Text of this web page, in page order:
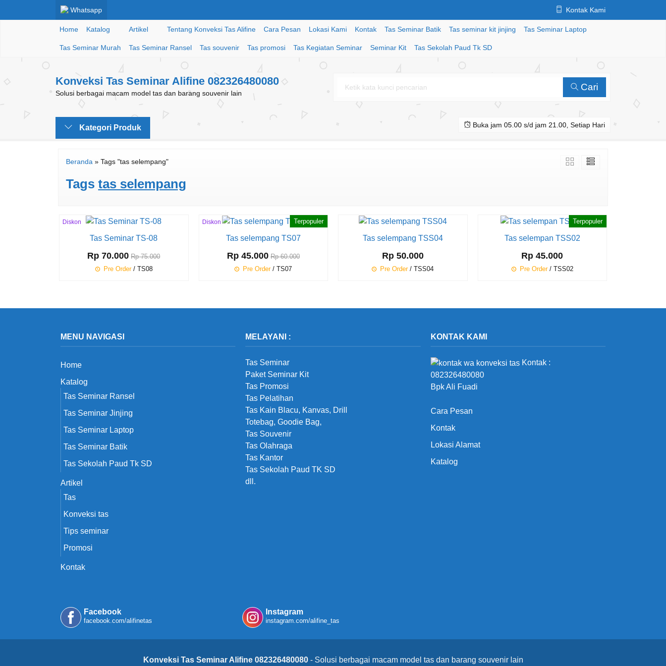
Whatsapp Kontak Kami
Home Katalog Artikel Tentang Konveksi Tas Alifine Cara Pesan Lokasi Kami Kontak Tas Seminar Batik Tas seminar kit jinjing Tas Seminar Laptop
Tas Seminar Murah Tas Seminar Ransel Tas souvenir Tas promosi Tas Kegiatan Seminar Seminar Kit Tas Sekolah Paud Tk SD
Konveksi Tas Seminar Alifine 082326480080
Solusi berbagai macam model tas dan barang souvenir lain
Cari
Kategori Produk Buka jam 05.00 s/d jam 21.00, Setiap Hari
Beranda » Tags "tas selempang"
Tags tas selempang
Diskon
Tas Seminar TS-08
Rp 70.000 Rp 75.000
Pre Order/ TS08
Terpopuler
Diskon
Tas selempang TS07
Rp 45.000 Rp 60.000
Pre Order/ TS07
Tas selempang TSS04
Rp 50.000
Pre Order/ TSS04
Terpopuler
Tas selempan TSS02
Rp 45.000
Pre Order/ TSS02
MENU NAVIGASI
Home
Katalog
Tas Seminar Ransel
Tas Seminar Jinjing
Tas Seminar Laptop
Tas Seminar Batik
Tas Sekolah Paud Tk SD
Artikel
Tas
Konveksi tas
Tips seminar
Promosi
Kontak
MELAYANI :
Tas Seminar
Paket Seminar Kit
Tas Promosi
Tas Pelatihan
Tas Kain Blacu, Kanvas, Drill
Totebag, Goodie Bag,
Tas Souvenir
Tas Olahraga
Tas Kantor
Tas Sekolah Paud TK SD
dll.
KONTAK KAMI
Kontak :
082326480080
Bpk Ali Fuadi
Cara Pesan
Kontak
Lokasi Alamat
Katalog
Facebook
facebook.com/alifinetas
Instagram
instagram.com/alifine_tas
Konveksi Tas Seminar Alifine 082326480080- Solusi berbagai macam model tas dan barang souvenir lain